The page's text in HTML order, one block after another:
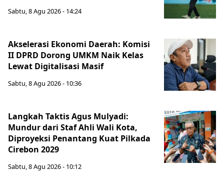
Sabtu, 8 Agu 2026 - 14:24
Akselerasi Ekonomi Daerah: Komisi
II DPRD Dorong UMKM Naik Kelas
Lewat Digitalisasi Masif
Sabtu, 8 Agu 2026 - 10:36
Langkah Taktis Agus Mulyadi:
Mundur dari Staf Ahli Wali Kota,
Diproyeksi Penantang Kuat Pilkada
Cirebon 2029
Sabtu, 8 Agu 2026 - 10:12